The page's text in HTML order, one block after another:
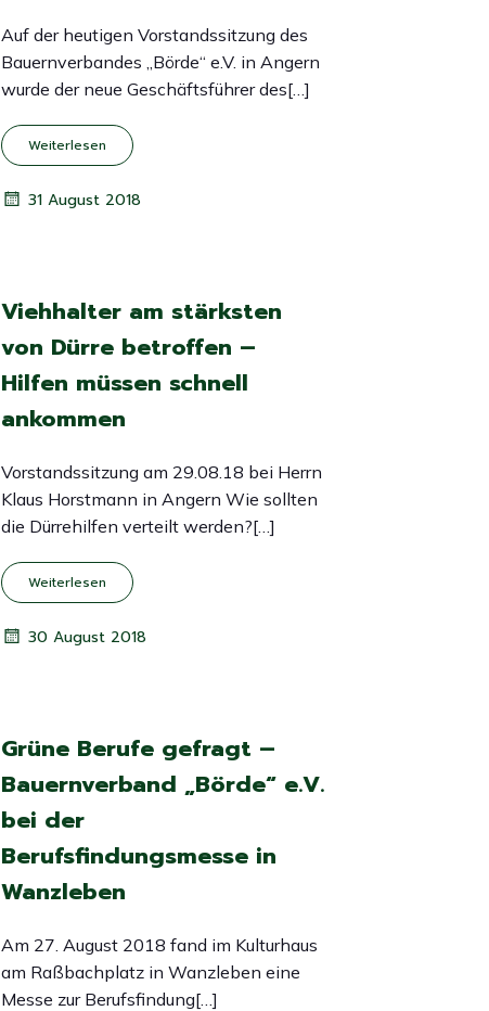
Auf der heutigen Vorstandssitzung des
Bauernverbandes „Börde“ e.V. in Angern
wurde der neue Geschäftsführer des[…]
Weiterlesen
31 August 2018
Viehhalter am stärksten
von Dürre betroffen –
Hilfen müssen schnell
ankommen
Vorstandssitzung am 29.08.18 bei Herrn
Klaus Horstmann in Angern Wie sollten
die Dürrehilfen verteilt werden?[…]
Weiterlesen
30 August 2018
Grüne Berufe gefragt –
Bauernverband „Börde“ e.V.
bei der
Berufsfindungsmesse in
Wanzleben
Am 27. August 2018 fand im Kulturhaus
am Raßbachplatz in Wanzleben eine
Messe zur Berufsfindung[…]